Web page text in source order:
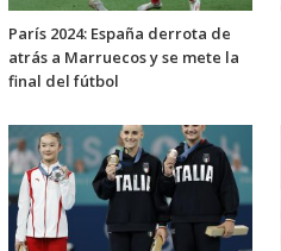
París 2024: España derrota de
atrás a Marruecos y se mete la
final del fútbol